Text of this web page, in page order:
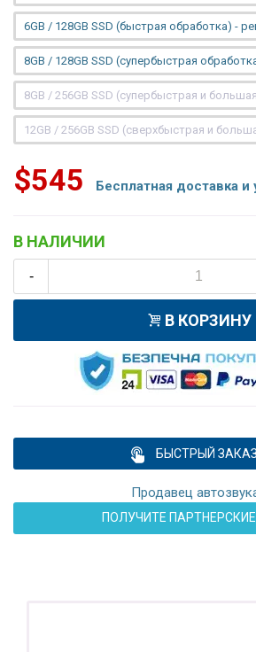
6GB / 128GB SSD (быстрая обработка) -
8GB / 128GB SSD (супербыстрая
8GB / 256GB SSD (супербыстрая и
12GB / 256GB SSD (сверхбыстрая и
$545 Бесплатная доставка и
В НАЛИЧИИ
-
В КОРЗИНУ
БЫСТРЫЙ ЗАКАЗ
Продавец
ПОЛУЧИТЕ